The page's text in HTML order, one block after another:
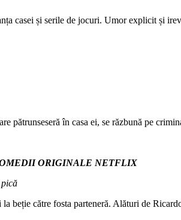
casei și serile de jocuri. Umor explicit și
pătrunseseră în casa ei, se răzbună pe
ORIGINALE NETFLIX
beție către fosta parteneră. Alături de